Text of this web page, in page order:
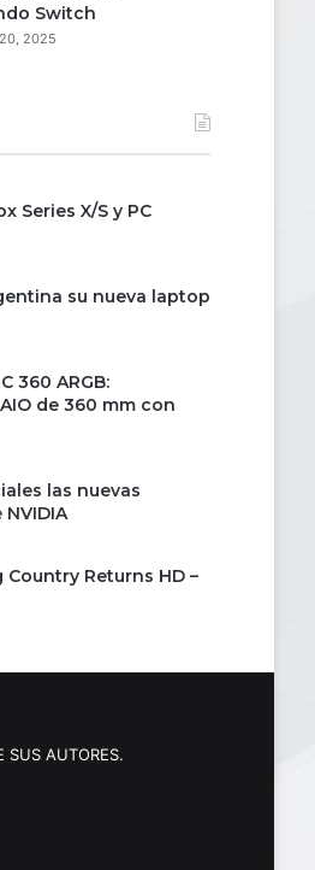
Switch
2025
Series X/S y PC
su nueva laptop
360 ARGB:
de 360 mm con
las nuevas
Returns HD –
SUS AUTORES.